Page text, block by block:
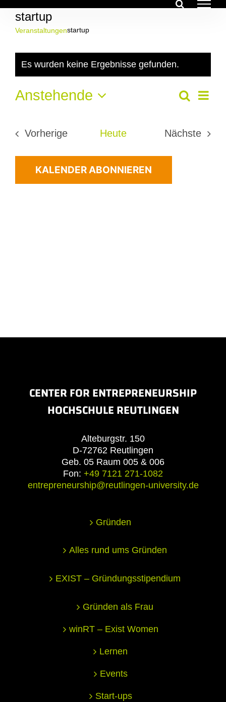
Inhalt
springen
startup
Veranstaltungenstartup
Veranstaltungen
Hinweis
Es wurden keine Ergebnisse gefunden.
Suche
und
Suche
Liste
Anstehende
wählen.
Vorherige
Heute
Nächste
KALENDER ABONNIEREN
CENTER FOR ENTREPRENEURSHIP
HOCHSCHULE REUTLINGEN
Alteburgstr. 150
D-72762 Reutlingen
Geb. 05 Raum 005 & 006
Fon: +49 7121 271-1082
entrepreneurship@reutlingen-university.de
Gründen
Alles rund ums Gründen
EXIST – Gründungsstipendium
Gründen als Frau
winRT – Exist Women
Lernen
Events
Start-ups